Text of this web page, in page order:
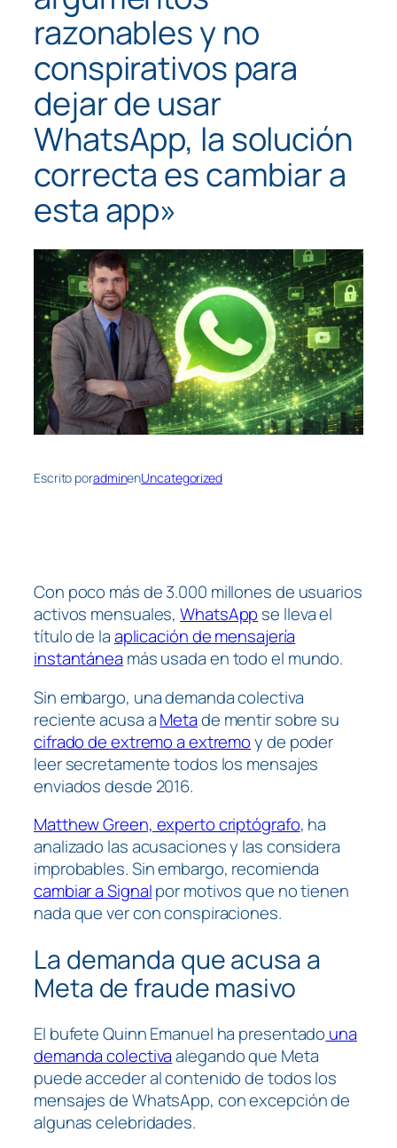
razonables y no
conspirativos para
dejar de usar
WhatsApp, la solución
correcta es cambiar a
esta app»
Escrito poradminenUncategorized
Con poco más de 3.000 millones de usuarios
activos mensuales,WhatsApp se lleva el
título de laaplicación de mensajería
instantánea más usada en todo el mundo.
Sin embargo, una demanda colectiva
reciente acusa aMetade mentir sobre su
cifrado de extremo a extremoy de poder
leer secretamente todos los mensajes
enviados desde 2016.
Matthew Green, experto criptógrafo, ha
analizado las acusaciones y las considera
improbables. Sin embargo, recomienda
cambiar a Signalpor motivos que no tienen
nada que ver con conspiraciones.
La demanda que acusa a
Meta de fraude masivo
El bufete Quinn Emanuel ha presentado una
demanda colectivaalegando que Meta
puede acceder al contenido de todos los
mensajes de WhatsApp, con excepción de
algunas celebridades.